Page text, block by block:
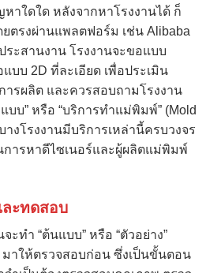
าใดใด หลังจากหาโรงงานได้ ก็
ตรงผ่านแพลตฟอร์ม เช่น Alibaba
ะสานงาน โรงงานจะขอแบบ
บบ 2D ที่ละเอียด เพื่อประเมิน
ารผลิต และควรสอบถามโรงงาน
บบ” หรือ “บริการทำแม่พิมพ์” (Mold
างโรงงานมีบริการเหล่านี้ครบวงจร
การหาดีไซเนอร์และผู้ผลิตแม่พิมพ์
ะทดสอบ
ะทำ “ต้นแบบ” หรือ “ตัวอย่าง”
มาให้ตรวจสอบก่อน ซึ่งเป็นขั้นตอน